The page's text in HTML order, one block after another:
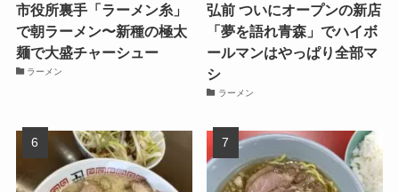
市役所裏手「ラーメン糸」
で朝ラーメン〜新種の極太
麺で大盛チャーシュー
ラーメン
弘前 ついにオープンの新店
「夢を語れ青森」でハイボ
ールマンはやっぱり全部マ
シ
ラーメン